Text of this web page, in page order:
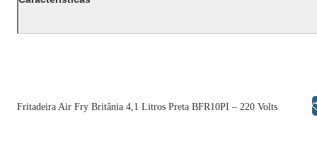
Fritadeira Air Fry Britânia 4,1 Litros Preta BFR10PI – 220 Volts
Libras